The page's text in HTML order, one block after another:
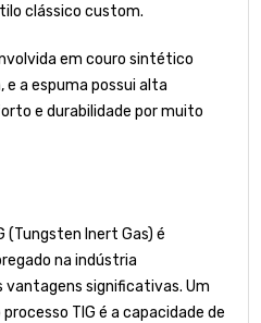
clássico custom.
em couro sintético
e a espuma possui alta
e durabilidade por muito
(Tungsten Inert Gas) é
na indústria
vantagens significativas. Um
TIG é a capacidade de